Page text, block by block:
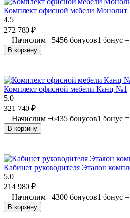
Комплект офисной мебели Монолит
4.5
272 780 ₽
Начислим +5456 бонусов1 бонус
В корзину
Комплект офисной мебели Канц №1
5.0
321 740 ₽
Начислим +6435 бонусов1 бонус
В корзину
Кабинет руководителя Эталон
5.0
214 980 ₽
Начислим +4300 бонусов1 бонус
В корзину